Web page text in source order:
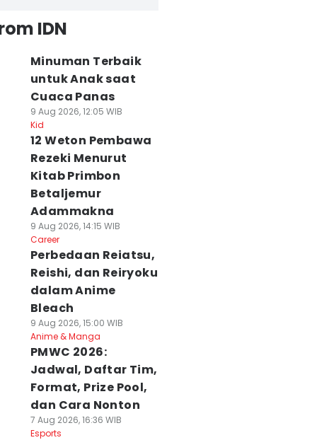
IDN
Minuman Terbaik
untuk Anak saat
Cuaca Panas
9 Aug 2026, 12:05 WIB
Kid
12 Weton Pembawa
Rezeki Menurut
Kitab Primbon
Betaljemur
Adammakna
9 Aug 2026, 14:15 WIB
Career
Perbedaan Reiatsu,
Reishi, dan Reiryoku
dalam Anime
Bleach
9 Aug 2026, 15:00 WIB
Anime & Manga
PMWC 2026:
Jadwal, Daftar Tim,
Format, Prize Pool,
dan Cara Nonton
7 Aug 2026, 16:36 WIB
Esports